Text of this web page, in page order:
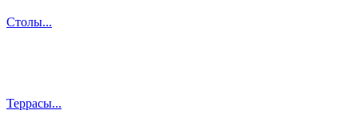
Столы...
Террасы...